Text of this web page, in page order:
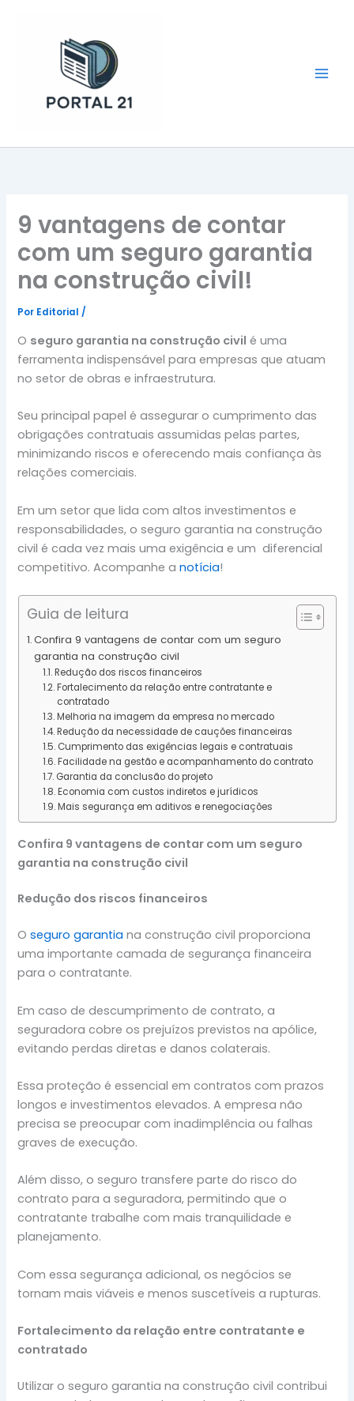
9 vantagens de contar
com um seguro garantia
na construção civil!
Por Editorial/
O seguro garantia na construção civil é uma
ferramenta indispensável para empresas que atuam
no setor de obras e infraestrutura.
Seu principal papel é assegurar o cumprimento das
obrigações contratuais assumidas pelas partes,
minimizando riscos e oferecendo mais confiança às
relações comerciais.
Em um setor que lida com altos investimentos e
responsabilidades, o seguro garantia na construção
civil é cada vez mais uma exigência e um diferencial
competitivo. Acompanhe anotícia!
Guia de leitura
Confira 9 vantagens de contar com um seguro
garantia na construção civil
Redução dos riscos financeiros
Fortalecimento da relação entre contratante e
contratado
Melhoria na imagem da empresa no mercado
Redução da necessidade de cauções financeiras
Cumprimento das exigências legais e contratuais
Facilidade na gestão e acompanhamento do contrato
Garantia da conclusão do projeto
Economia com custos indiretos e jurídicos
Mais segurança em aditivos e renegociações
Confira 9 vantagens de contar com um seguro
garantia na construção civil
Redução dos riscos financeiros
Oseguro garantia na construção civil proporciona
uma importante camada de segurança financeira
para o contratante.
Em caso de descumprimento de contrato, a
seguradora cobre os prejuízos previstos na apólice,
evitando perdas diretas e danos colaterais.
Essa proteção é essencial em contratos com prazos
longos e investimentos elevados. A empresa não
precisa se preocupar com inadimplência ou falhas
graves de execução.
Além disso, o seguro transfere parte do risco do
contrato para a seguradora, permitindo que o
contratante trabalhe com mais tranquilidade e
planejamento.
Com essa segurança adicional, os negócios se
tornam mais viáveis e menos suscetíveis a rupturas.
Fortalecimento da relação entre contratante e
contratado
Utilizar o seguro garantia na construção civil contribui